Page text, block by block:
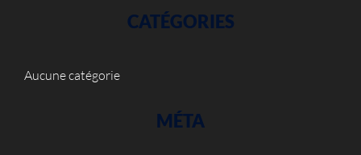
CATÉGORIES
Aucune catégorie
MÉTA